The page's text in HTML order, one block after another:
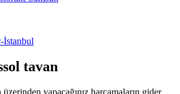
tavan
yapacağınız harcamaların gider